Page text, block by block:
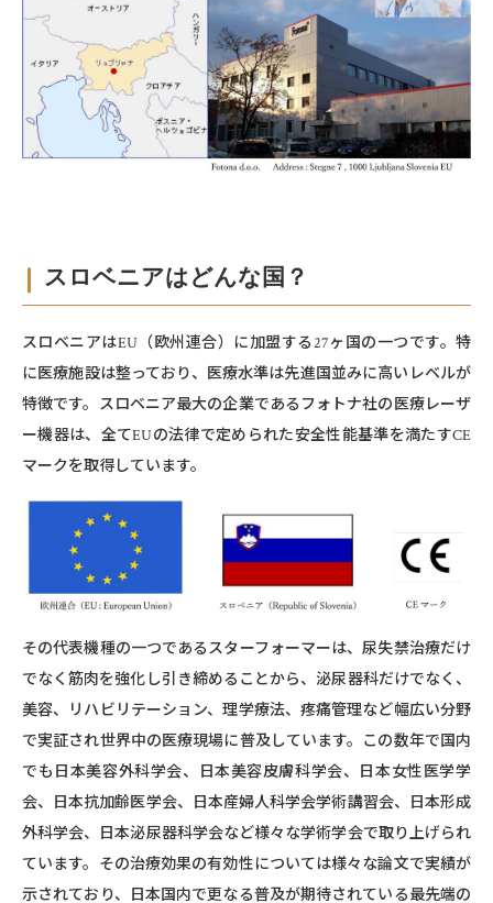
スロベニアはどんな国？
スロベニアはEU（欧州連合）に加盟する27ヶ国の⼀つです。特
に医療施設は整っており、医療⽔準は先進国並みに⾼いレベルが
特徴です。スロベニア最⼤の企業であるフォトナ社の医療レーザ
ー機器は、全てEUの法律で定められた安全性能基準を満たすCE
マークを取得しています。
その代表機種の⼀つであるスターフォーマーは、尿失禁治療だけ
でなく筋⾁を強化し引き締めることから、泌尿器科だけでなく、
美容、リハビリテーション、理学療法、疼痛管理など幅広い分野
で実証され世界中の医療現場に普及しています。この数年で国内
でも⽇本美容外科学会、⽇本美容⽪膚科学会、⽇本⼥性医学学
会、⽇本抗加齢医学会、⽇本産婦⼈科学会学術講習会、⽇本形成
外科学会、⽇本泌尿器科学会など様々な学術学会で取り上げられ
ています。その治療効果の有効性については様々な論⽂で実績が
⽰されており、⽇本国内で更なる普及が期待されている最先端の